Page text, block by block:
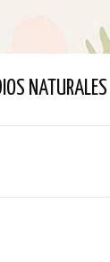
NATURALES